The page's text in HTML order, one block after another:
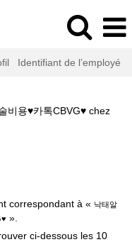
Identifiant de l’employé
비용♥카톡CBVG♥ chez
correspondant à « 낙­태알
».
ci-dessous les 10